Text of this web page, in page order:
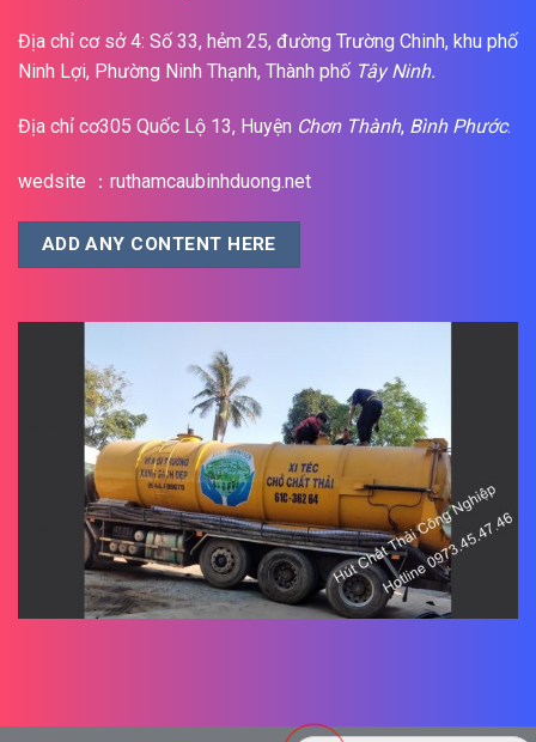
Địa chỉ cơ sở 4: Số 33, hẻm 25, đường Trường Chinh, khu phố
Ninh Lợi, Phường Ninh Thạnh, Thành phố Tây Ninh.
Địa chỉ cơ305 Quốc Lộ 13, Huyện Chơn Thành, Bình Phước.
wedsite ：ruthamcaubinhduong.net
ADD ANY CONTENT HERE